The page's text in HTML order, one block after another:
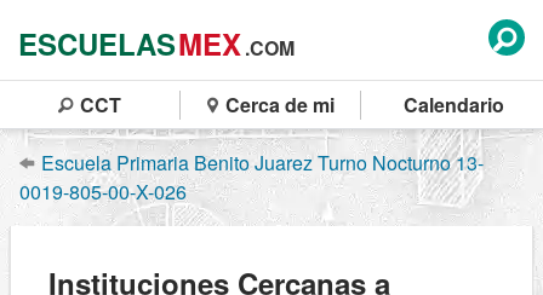
ESCUELASMEX.COM
CCT Cerca de mi Calendario
Escuela Primaria Benito Juarez Turno Nocturno 13-
0019-805-00-X-026
Instituciones Cercanas a